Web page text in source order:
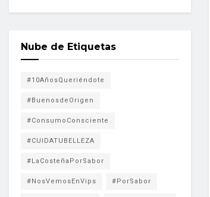
Nube de Etiquetas
#10AñosQueriéndote
#BuenosdeOrigen
#ConsumoConsciente
#CUIDATUBELLEZA
#LaCosteñaPorSabor
#NosVemosEnVips #PorSabor